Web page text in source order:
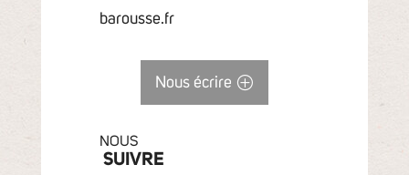
barousse.fr
Nous écrire
NOUS
SUIVRE